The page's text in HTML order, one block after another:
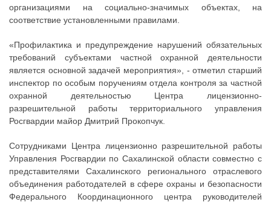
организациями на социально-значимых объектах, на
соответствие установленными правилами.
«Профилактика и предупреждение нарушений обязательных
требований субъектами частной охранной деятельности
является основной задачей мероприятия», - отметил старший
инспектор по особым поручениям отдела контроля за частной
охранной деятельностью Центра лицензионно-
разрешительной работы территориального управления
Росгвардии майор Дмитрий Прокопчук.
Сотрудниками Центра лицензионно разрешительной работы
Управления Росгвардии по Сахалинской области совместно с
представителями Сахалинского регионального отраслевого
объединения работодателей в сфере охраны и безопасности
Федерального Координационного центра руководителей